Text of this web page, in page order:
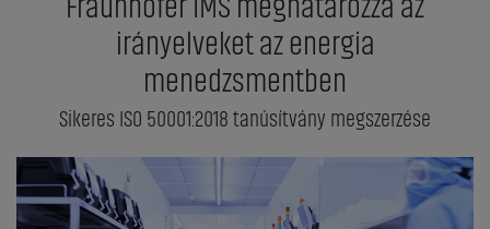
Fraunhofer IMS meghatározza az
irányelveket az energia
menedzsmentben
Sikeres ISO 50001:2018 tanúsítvány megszerzése